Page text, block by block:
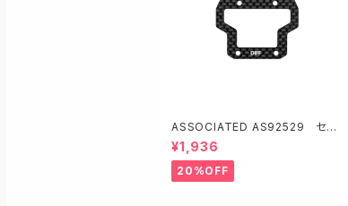
ASSOCIATED AS92529 セン
ターバルヘッドブレース【デフ用/R
C10B84】
¥1,936
20%OFF